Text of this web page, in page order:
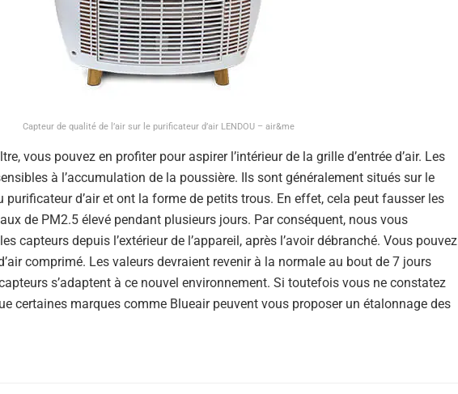
Capteur de qualité de l’air sur le purificateur d’air LENDOU – air&me
vous pouvez en profiter pour aspirer l’intérieur de la grille d’entrée d’air. Les
à l’accumulation de la poussière. Ils sont généralement situés sur le
purificateur d’air et ont la forme de petits trous. En effet, cela peut fausser les
de PM2.5 élevé pendant plusieurs jours. Par conséquent, nous vous
capteurs depuis l’extérieur de l’appareil, après l’avoir débranché. Vous pouvez
comprimé. Les valeurs devraient revenir à la normale au bout de 7 jours
s’adaptent à ce nouvel environnement. Si toutefois vous ne constatez
certaines marques comme Blueair peuvent vous proposer un étalonnage des